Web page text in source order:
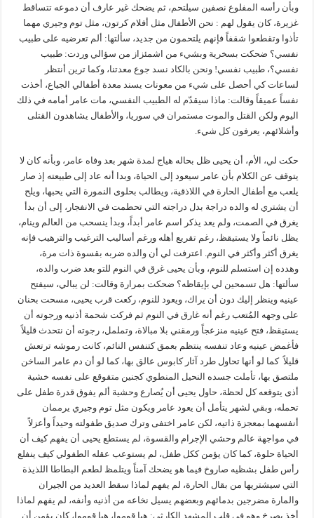
وبأن رأسه المفلوع نصفين سيلتحم، ثم يضحك غير عارف أن دموعه تتساقط
غزيرة، كان يقول لهم : نحن الأطفال مثل أفلام كرتون، مثل توم وجيري مهما
تأذوا وتقطعوا شقفاً فإنهم يلتحمون من جديد، سألتها: ألم تعرضيه على طبيب
نفسي؟ ضحكت بسخرية وبشيء من اشمئزاز من سؤالي وردت: طبيب
نفسي؟، طبيب نفسي! ونحن بالكاد نسد جوع معدتنا، وكما ترين أنتظر
لساعات كي أحصل على شيء من معونات يسند معدة أطفالي الجياع، أخذت
نفساً عميقاً وقالت: ماذا سيقدّم له الطبيب النفسي، مات عامر أمامه في ذلك
اليوم ولكن القتل والموت مستمران في سوريا، والأطفال يشاهدون القتلى
وأشلائهم، يعرفون كل شيء.
حكت لي، الأم، أن يحيى ظل بحاله هياج لمدة شهر بعد وفاه عامر، وبأنه كان لا
يتوقف عن الكلام بأن عامر سيعود إلى الحياة، وبدا أنه عاد إلى طبيعته إذ صار
يلعب مع أطفال الحارة في اللاذقية، ويطالب بحلوى النمورة التي يحبها، ويلح
أن يشتري له والده دراجة بدل دراجته التي تحطمت في الانفجار، إلى أن بدأ
يغرق في الصمت، ولم يعد يذكر اسم عامر أبداً، وبدأ ينسحب من العالم وينام،
يظل نائماً ولا يستيقظ، رغم تقريع أهله ورغم أساليب الترغيب والترهيب فإنه
يغرق أكثر وأكثر في النوم. اعترفت لي أن والده ضربه بقسوة ذات مرة،
وهدده إن استسلم للنوم، وبأن يحيى غرق في النوم للتو بعد ضرب والده،
سألتها: هل تسمحين لي بإيقاظه؟ ضحكت بمرارة وقالت: لن يبالي، سيفتح
عينيه وينظر إليك دون أن يراك، ويعود للنوم، ركعت قرب يحيى، مسحت بحنان
على وجهه المُتعب رغم أنه غارق في النوم ثم فركت شحمة أذنيه ورجوته أن
يستيقظ، فتح عينيه منزعجاً ورمقني بلا مبالاة، وتململ، رجوته أن نتحدث قليلاً
فأغمض عينيه وعاد تنفسه ينتظم بعمق كتنفس النائم، كانت رموشه ترتعش
قليلاً كما لو أنها تحاول طرد آثار كابوس عالق بها، كما لو أن دم عامر الساخن
ملتصق بها، تأملت جسده النحيل المنطوي كجنين متقوقع على نفسه خشية
أذى يتوقعه كل لحظة، حاول يحيى أن يُصارع وحشية ألم يفوق قدرة طفل على
تحمله، وبقي لشهر يتأمل أن يعود عامر ويكون مثل توم وجيري يرممان
أنفسهما بمعجزة ذاتيه، لكن عامر اختفى وترك صديق طفولته وحيداً وأعزلاً
في مواجهة عالم وحشي الإجرام والقسوة، لم يستطع يحيى أن يفهم كيف أن
الحياة حلوة، كما كان يؤمن ككل طفل، لم يستوعب عقله الطفولي كيف ينفلع
رأس طفل بشظيه صاروخ فيما هو يضحك آمناً ويتلمظ لطعم البطاطا اللذيذة
التي سيشتريها من بقال الحارة، لم يفهم لماذا سقط العديد من الجيران
والمارة مضرجين بدمائهم وبعضهم يسيل نخاعه من أذنيه وأنفه، لم يفهم لماذا
أخذ يصرخ وهو في قلب المشهد الكارثي: هيا قوموا، هيا قوموا، كان يؤمن أن